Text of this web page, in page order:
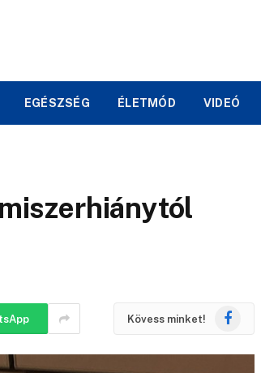
EGÉSZSÉG ÉLETMÓD VIDEÓ
Kövess minket! Facebook